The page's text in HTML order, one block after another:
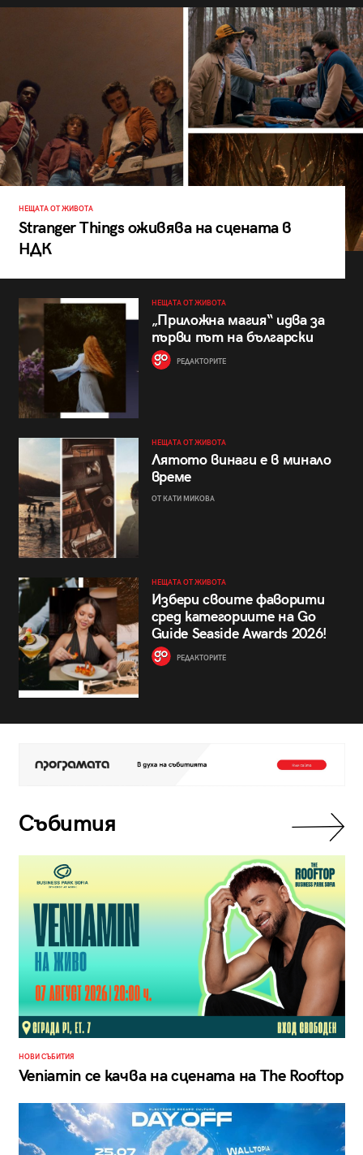
НЕЩАТА ОТ ЖИВОТА
Stranger Things оживява на сцената в
НДК
НЕЩАТА ОТ ЖИВОТА
„Приложна магия“ идва за
първи път на български
РЕДАКТОРИТЕ
НЕЩАТА ОТ ЖИВОТА
Лятото винаги е в минало
време
ОТ КАТИ МИКОВА
НЕЩАТА ОТ ЖИВОТА
Избери своите фаворити
сред категориите на Go
Guide Seaside Awards 2026!
РЕДАКТОРИТЕ
Събития
НОВИ СЪБИТИЯ
Veniamin се качва на сцената на The Rooftop